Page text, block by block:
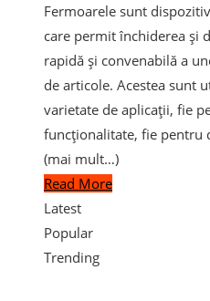
Fermoarele sunt
care permit închiderea și
rapidă și convenabilă a
de articole. Acestea sunt
varietate de aplicații, fie
funcționalitate, fie pentru
(mai mult…)
Read More
Latest
Popular
Trending